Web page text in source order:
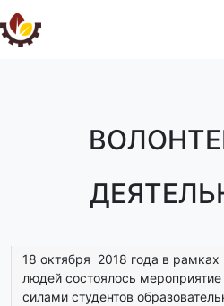
18 октября 2018 года в
людей состоялось
силами студентов